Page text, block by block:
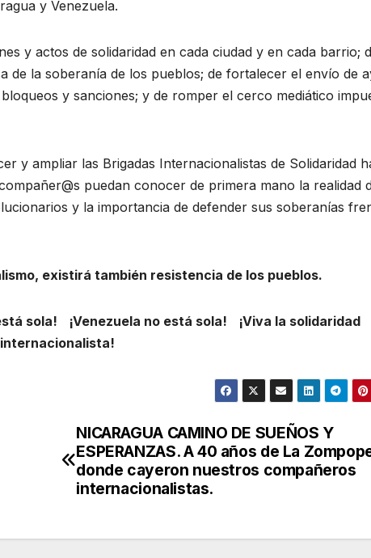
y Venezuela.
y actos de solidaridad en cada ciudad y en cada barrio;
de la soberanía de los pueblos; de fortalecer el envío de
y sanciones; y de romper el cerco mediático
y ampliar las Brigadas Internacionalistas de Solidaridad
puedan conocer de primera mano la realidad
y la importancia de defender sus soberanías
existirá también resistencia de los pueblos.
sola! ¡Venezuela no está sola! ¡Viva la solidaridad
internacionalista!
NICARAGUA CAMINO DE SUEÑOS Y
ESPERANZAS. A 40 años de La
donde cayeron nuestros compañeros
internacionalistas.